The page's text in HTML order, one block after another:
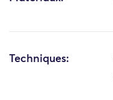
Techniques: